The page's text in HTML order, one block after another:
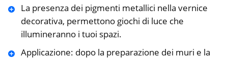
La presenza dei pigmenti metallici nella vernice
decorativa, permettono giochi di luce che
illumineranno i tuoi spazi.
Applicazione: dopo la preparazione dei muri e la